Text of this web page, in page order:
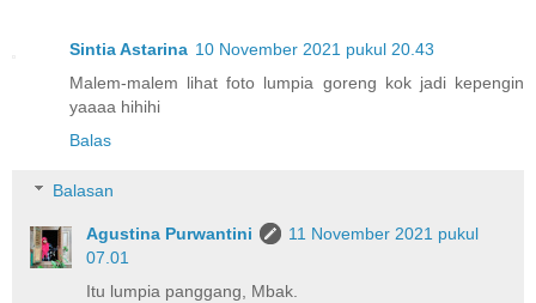
Sintia Astarina 10 November 2021 pukul 20.43
Malem-malem lihat foto lumpia goreng kok jadi kepengin
yaaaa hihihi
Balas
Balasan
Agustina Purwantini
11 November 2021 pukul
07.01
Itu lumpia panggang, Mbak.